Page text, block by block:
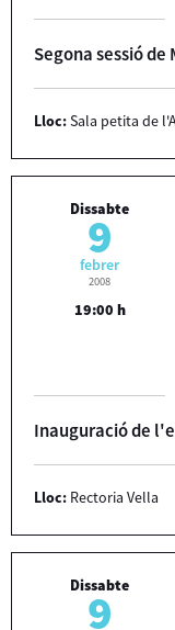
Segona sessió
Lloc:Sala petita de
Dissabte
9
febrer
2008
19:00 h
Inauguració de
Lloc: Rectoria Vella
Dissabte
9